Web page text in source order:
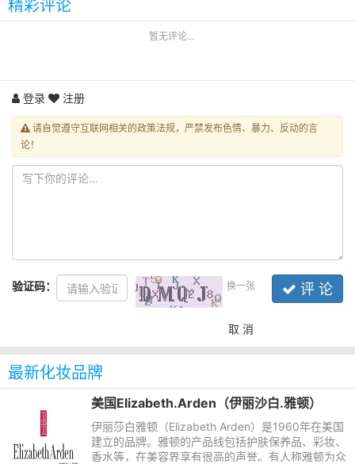
精彩评论
暂无评论...
登录 注册
请自觉遵守互联网相关的政策法规，严禁发布色情、暴力、反动的言
论！
验证码： 换一张 评 论
取 消
最新化妆品牌
美国Elizabeth.Arden（伊丽沙白.雅顿）
伊丽莎白雅顿（Elizabeth Arden）是1960年在美国
建立的品牌。雅顿的产品线包括护肤保养品、彩妆、
香水等，在美容界享有很高的声誉。有人称雅顿为众